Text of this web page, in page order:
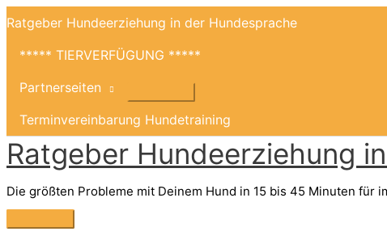
Zum
Inhalt
springen
Ratgeber Hundeerziehung in der Hundesprache
***** TIERVERFÜGUNG *****
Partnerseiten
Terminvereinbarung Hundetraining
Ratgeber Hundeerziehung
Die größten Probleme mit Deinem Hund in 15 bis 45 Minuten für
Hauptmenü